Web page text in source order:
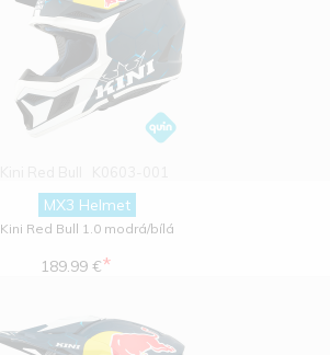
MX3 Helmet
Kini Red Bull 1.0 modrá/bílá
189.99 €*